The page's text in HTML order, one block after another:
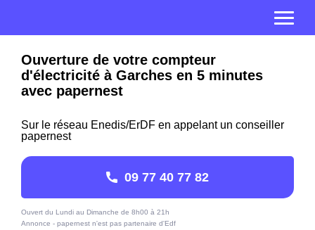
Ouverture de votre compteur
d'électricité à Garches en 5 minutes
avec papernest
Sur le réseau Enedis/ErDF en appelant un conseiller
papernest
09 77 40 77 82
Ouvert du Lundi au Dimanche de 8h00 à 21h
Annonce - papernest n'est pas partenaire d'Edf